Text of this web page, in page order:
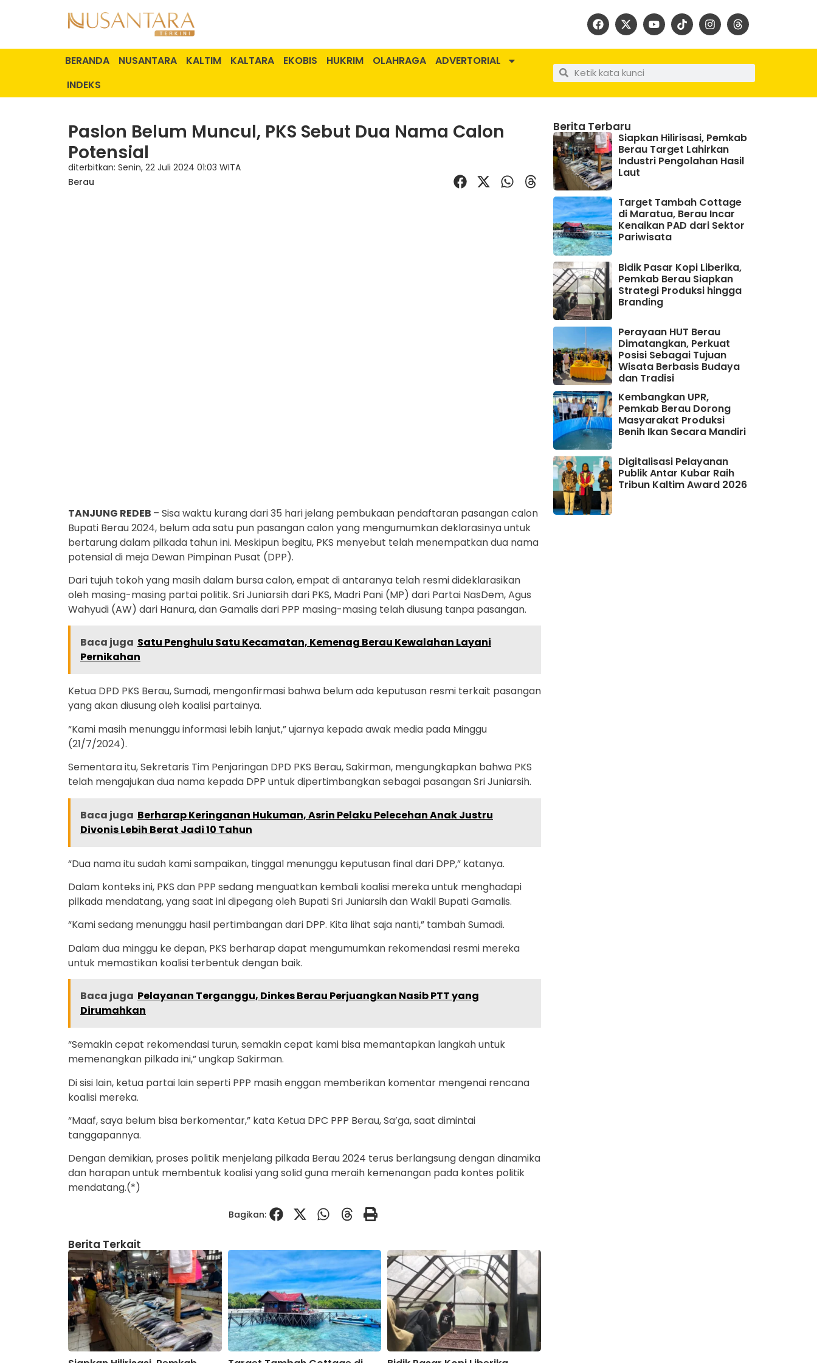
BERANDA NUSANTARA KALTIM KALTARA EKOBIS HUKRIM OLAHRAGA
ADVERTORIAL
INDEKS
Paslon Belum Muncul, PKS Sebut Dua Nama Calon
Potensial
diterbitkan: Senin, 22 Juli 2024 01:03 WITA
Berau
TANJUNG REDEB – Sisa waktu kurang dari 35 hari jelang pembukaan pendaftaran pasangan calon
Bupati Berau 2024, belum ada satu pun pasangan calon yang mengumumkan deklarasinya untuk
bertarung dalam pilkada tahun ini. Meskipun begitu, PKS menyebut telah menempatkan dua nama
potensial di meja Dewan Pimpinan Pusat (DPP).
Dari tujuh tokoh yang masih dalam bursa calon, empat di antaranya telah resmi dideklarasikan
oleh masing-masing partai politik. Sri Juniarsih dari PKS, Madri Pani (MP) dari Partai NasDem, Agus
Wahyudi (AW) dari Hanura, dan Gamalis dari PPP masing-masing telah diusung tanpa pasangan.
Baca juga Satu Penghulu Satu Kecamatan, Kemenag Berau Kewalahan Layani
Pernikahan
Ketua DPD PKS Berau, Sumadi, mengonfirmasi bahwa belum ada keputusan resmi terkait pasangan
yang akan diusung oleh koalisi partainya.
“Kami masih menunggu informasi lebih lanjut,” ujarnya kepada awak media pada Minggu
(21/7/2024).
Sementara itu, Sekretaris Tim Penjaringan DPD PKS Berau, Sakirman, mengungkapkan bahwa PKS
telah mengajukan dua nama kepada DPP untuk dipertimbangkan sebagai pasangan Sri Juniarsih.
Baca juga Berharap Keringanan Hukuman, Asrin Pelaku Pelecehan Anak Justru
Divonis Lebih Berat Jadi 10 Tahun
“Dua nama itu sudah kami sampaikan, tinggal menunggu keputusan final dari DPP,” katanya.
Dalam konteks ini, PKS dan PPP sedang menguatkan kembali koalisi mereka untuk menghadapi
pilkada mendatang, yang saat ini dipegang oleh Bupati Sri Juniarsih dan Wakil Bupati Gamalis.
“Kami sedang menunggu hasil pertimbangan dari DPP. Kita lihat saja nanti,” tambah Sumadi.
Dalam dua minggu ke depan, PKS berharap dapat mengumumkan rekomendasi resmi mereka
untuk memastikan koalisi terbentuk dengan baik.
Baca juga Pelayanan Terganggu, Dinkes Berau Perjuangkan Nasib PTT yang
Dirumahkan
“Semakin cepat rekomendasi turun, semakin cepat kami bisa memantapkan langkah untuk
memenangkan pilkada ini,” ungkap Sakirman.
Di sisi lain, ketua partai lain seperti PPP masih enggan memberikan komentar mengenai rencana
koalisi mereka.
“Maaf, saya belum bisa berkomentar,” kata Ketua DPC PPP Berau, Sa’ga, saat dimintai
tanggapannya.
Dengan demikian, proses politik menjelang pilkada Berau 2024 terus berlangsung dengan dinamika
dan harapan untuk membentuk koalisi yang solid guna meraih kemenangan pada kontes politik
mendatang.(*)
Bagikan:
Berita Terkait
Berita Terbaru
Siapkan Hilirisasi, Pemkab
Berau Target Lahirkan
Industri Pengolahan Hasil
Laut
Target Tambah Cottage
di Maratua, Berau Incar
Kenaikan PAD dari Sektor
Pariwisata
Bidik Pasar Kopi Liberika,
Pemkab Berau Siapkan
Strategi Produksi hingga
Branding
Perayaan HUT Berau
Dimatangkan, Perkuat
Posisi Sebagai Tujuan
Wisata Berbasis Budaya
dan Tradisi
Kembangkan UPR,
Pemkab Berau Dorong
Masyarakat Produksi
Benih Ikan Secara Mandiri
Digitalisasi Pelayanan
Publik Antar Kubar Raih
Tribun Kaltim Award 2026